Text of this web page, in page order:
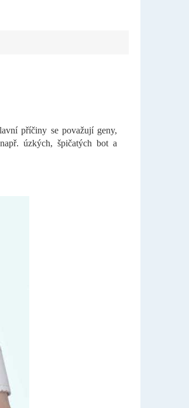
příčiny se považují geny,
úzkých, špičatých bot a